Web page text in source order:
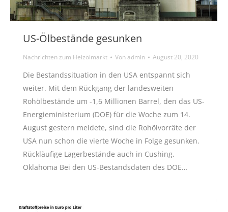
US-Ölbestände gesunken
Nachrichten zum Heizölmarkt Vonadmin August 20, 2020
Die Bestandssituation in den USA entspannt sich
weiter. Mit dem Rückgang der landesweiten
Rohölbestände um -1,6 Millionen Barrel, den das US-
Energieministerium (DOE) für die Woche zum 14.
August gestern meldete, sind die Rohölvorräte der
USA nun schon die vierte Woche in Folge gesunken.
Rückläufige Lagerbestände auch in Cushing,
Oklahoma Bei den US-Bestandsdaten des DOE…